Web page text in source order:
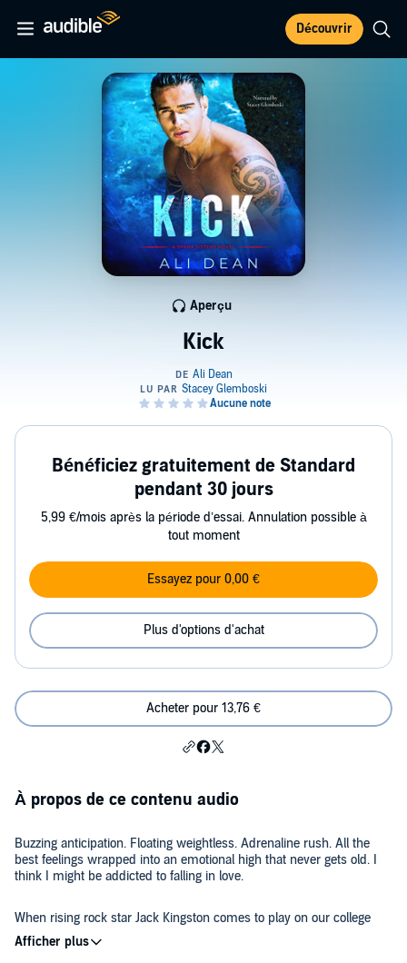
Découvrir
Kick
Aperçu
Bénéficiez gratuitement de Standard
pendant 30 jours
5,99 €/mois après la période d’essai. Annulation possible à
tout moment
Essayez pour 0,00 €
Plus d'options d'achat
Acheter pour 13,76 €
À propos de ce contenu audio
Buzzing anticipation. Floating weightless. Adrenaline rush. All the
best feelings wrapped into an emotional high that never gets old. I
think I might be addicted to falling in love.
When rising rock star Jack Kingston comes to play on our college
campus, I think he’ll be just another fix. Instead, he flips everything
around and makes me question who I am, what I want, and why I